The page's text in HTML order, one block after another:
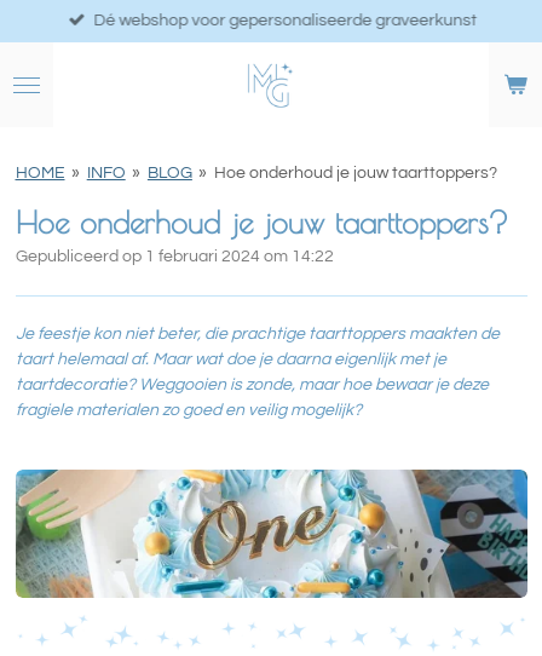
direct
naar
de
Dé webshop voor gepersonaliseerde graveerkunst
HOME » INFO » BLOG » Hoe onderhoud je jouw taarttoppers?
Hoe onderhoud je jouw taarttoppers?
Gepubliceerd op 1 februari 2024 om 14:22
Je feestje kon niet beter, die prachtige taarttoppers maakten de
taart helemaal af. Maar wat doe je daarna eigenlijk met je
taartdecoratie? Weggooien is zonde, maar hoe bewaar je deze
fragiele materialen zo goed en veilig mogelijk?